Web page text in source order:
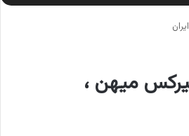
میهن ،